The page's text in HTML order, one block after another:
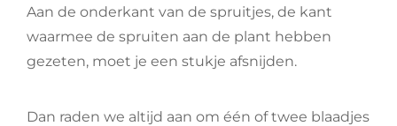
Aan de onderkant van de spruitjes, de kant
waarmee de spruiten aan de plant hebben
gezeten, moet je een stukje afsnijden.
Dan raden we altijd aan om één of twee blaadjes